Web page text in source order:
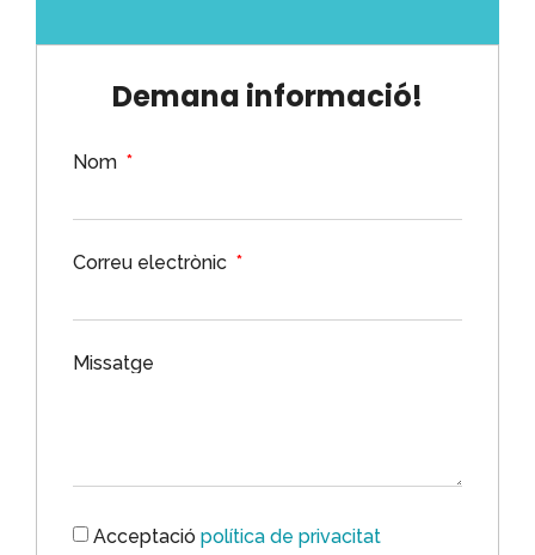
Demana informació!
Nom
Correu electrònic
Missatge
Acceptació política de privacitat